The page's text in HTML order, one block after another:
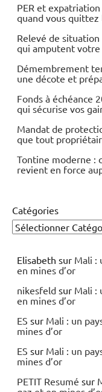
PER et
quand vous quittez
Relevé de
qui amputent votre
Démembrement
une décote et
Fonds à échéance
qui sécurise vos
Mandat de
que tout
Tontine moderne :
revient en force
Catégories
Elisabeth sur Mali :
en mines d’or
nikesfeld sur Mali :
en mines d’or
ES sur Mali : un
mines d’or
ES sur Mali : un
mines d’or
PETIT Resumé sur